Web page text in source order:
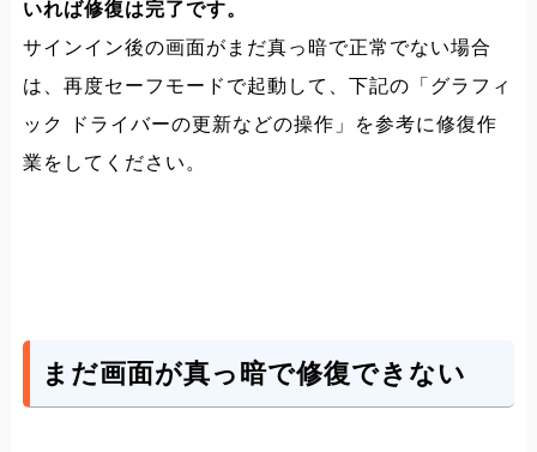
いれば修復は完了です。
サインイン後の画面がまだ真っ暗で正常でない場合
は、再度セーフモードで起動して、下記の「グラフィ
ック ドライバーの更新などの操作」を参考に修復作
業をしてください。
まだ画面が真っ暗で修復できない